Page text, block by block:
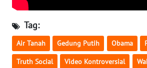
Tag:
Air Tanah Gedung Putih Obama
Truth Social Video Kontroversial
WN
SULTENG
WN
SULBAR